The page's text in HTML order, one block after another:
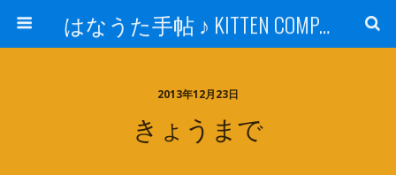
はなうた手帖 ♪ KITTEN COMPANY
2013年12月23日
きょうまで